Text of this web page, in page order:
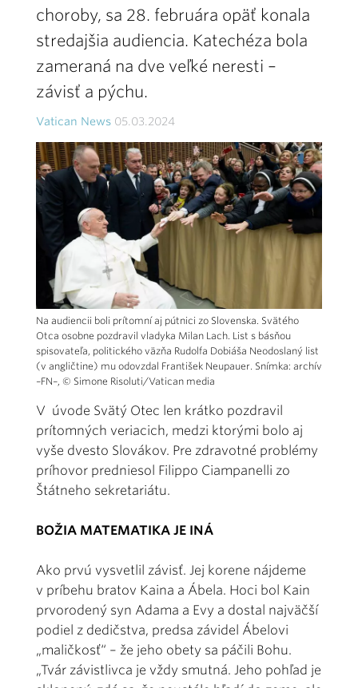
choroby, sa 28. februára opäť konala
stredajšia audiencia. Katechéza bola
zameraná na dve veľké neresti –
závisť a pýchu.
Vatican News 05.03.2024
Na audiencii boli prítomní aj pútnici zo Slovenska. Svätého
Otca osobne pozdravil vladyka Milan Lach. List s básňou
spisovateľa, politického väzňa Rudolfa Dobiáša Neodoslaný list
(v angličtine) mu odovzdal František Neupauer. Snímka: archív
–FN–, © Simone Risoluti/Vatican media
V úvode Svätý Otec len krátko pozdravil
prítomných veriacich, medzi ktorými bolo aj
vyše dvesto Slovákov. Pre zdravotné problémy
príhovor predniesol Filippo Ciampanelli zo
Štátneho sekretariátu.
BOŽIA MATEMATIKA JE INÁ
Ako prvú vysvetlil závisť. Jej korene nájdeme
v príbehu bratov Kaina a Ábela. Hoci bol Kain
prvorodený syn Adama a Evy a dostal najväčší
podiel z dedičstva, predsa závidel Ábelovi
„maličkosť“ – že jeho obety sa páčili Bohu.
„Tvár závistlivca je vždy smutná. Jeho pohľad je